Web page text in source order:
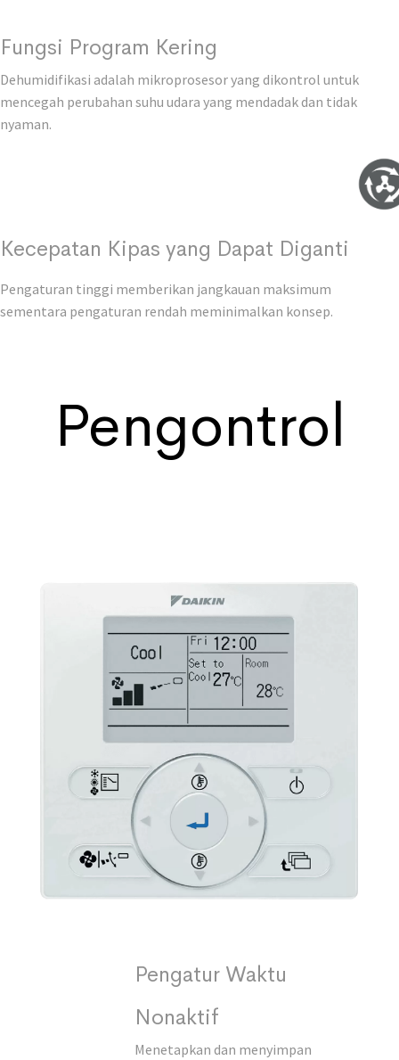
Fungsi Program Kering
Dehumidifikasi adalah mikroprosesor yang dikontrol untuk
mencegah perubahan suhu udara yang mendadak dan tidak
nyaman.
Kecepatan Kipas yang Dapat Diganti
Pengaturan tinggi memberikan jangkauan maksimum
sementara pengaturan rendah meminimalkan konsep.
Pengontrol
Pengatur Waktu
Nonaktif
Menetapkan dan menyimpan